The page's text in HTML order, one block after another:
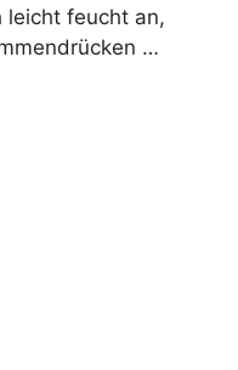
leicht feucht an,
…